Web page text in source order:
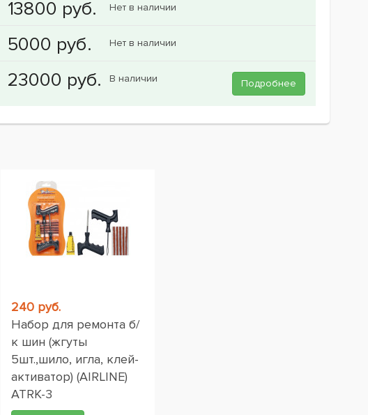
Нет в наличии
Нет в наличии
В наличии Подробнее
240 руб.
Набор для ремонта б/
к шин (жгуты
5шт.,шило, игла, клей-
активатор) (AIRLINE)
ATRK-3